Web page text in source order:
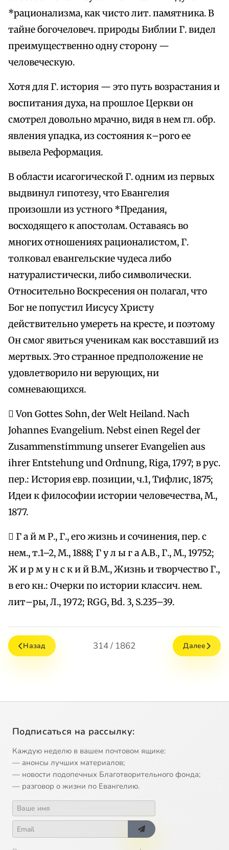
*рационализма, как чисто лит. памятника. В
тайне богочеловеч. природы Библии Г. видел
преимущественно одну сторону —
человеческую.
Хотя для Г. история — это путь возрастания и
воспитания духа, на прошлое Церкви он
смотрел довольно мрачно, видя в нем гл. обр.
явления упадка, из состояния к–рого ее
вывела Реформация.
В области исагогической Г. одним из первых
выдвинул гипотезу, что Евангелия
произошли из устного *Предания,
восходящего к апостолам. Оставаясь во
многих отношениях рационалистом, Г.
толковал евангельские чудеса либо
натуралистически, либо символически.
Относительно Воскресения он полагал, что
Бог не попустил Иисусу Христу
действительно умереть на кресте, и поэтому
Он смог явиться ученикам как восставший из
мертвых. Это странное предположение не
удовлетворило ни верующих, ни
сомневающихся.
 Von Gottes Sohn, der Welt Heiland. Nach
Johannes Evangelium. Nebst einen Regel der
Zusammenstimmung unserer Evangelien aus
ihrer Entstehung und Ordnung, Riga, 1797; в рус.
пер.: История евр. позиции, ч.1, Тифлис, 1875;
Идеи к философии истории человечества, М.,
1877.
 Г а й м Р., Г., его жизнь и сочинения, пер. с
нем., т.1–2, М., 1888; Г у л ы г а А.В., Г., М., 19752;
Ж и р м у н с к и й В.М., Жизнь и творчество Г.,
в его кн.: Очерки по истории классич. нем.
лит–ры, Л., 1972; RGG, Bd. 3, S.235–39.
Назад 314 / 1862 Далее
Подписаться на рассылку:
Каждую неделю в вашем почтовом ящике:
— анонсы лучших материалов;
— новости подопечных Благотворительного фонда;
— разговор о жизни по Евангелию.